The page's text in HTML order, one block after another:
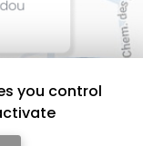
you control